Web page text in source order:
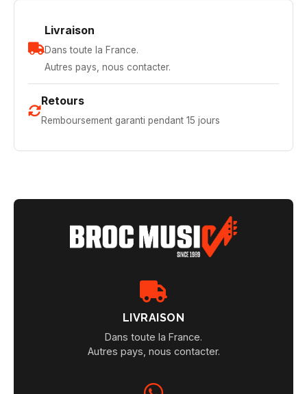
Livraison
Dans toute la France.
Autres pays, nous contacter.
Retours
Remboursement garanti pendant 15 jours
LIVRAISON
Dans toute la France.
Autres pays, nous contacter.